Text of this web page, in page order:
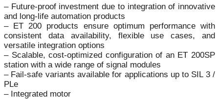
– Future-proof investment due to integration of innovative
and long-life automation products
– ET 200 products ensure optimum performance with
consistent data availability, flexible use cases, and
versatile integration options
– Scalable, cost-optimized configuration of an ET 200SP
station with a wide range of signal modules
– Fail-safe variants available for applications up to SIL 3 /
PLe
– Integrated motor